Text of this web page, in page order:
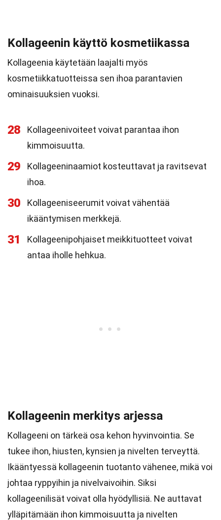
Kollageenin käyttö kosmetiikassa
Kollageenia käytetään laajalti myös
kosmetiikkatuotteissa sen ihoa parantavien
ominaisuuksien vuoksi.
28
Kollageenivoiteet voivat parantaa ihon
kimmoisuutta.
29
Kollageeninaamiot kosteuttavat ja ravitsevat
ihoa.
30
Kollageeniseerumit voivat vähentää
ikääntymisen merkkejä.
31
Kollageenipohjaiset meikkituotteet voivat
antaa iholle hehkua.
Kollageenin merkitys arjessa
Kollageeni on tärkeä osa kehon hyvinvointia. Se
tukee ihon, hiusten, kynsien ja nivelten terveyttä.
Ikääntyessä kollageenin tuotanto vähenee, mikä voi
johtaa ryppyihin ja nivelvaivoihin. Siksi
kollageenilisät voivat olla hyödyllisiä. Ne auttavat
ylläpitämään ihon kimmoisuutta ja nivelten